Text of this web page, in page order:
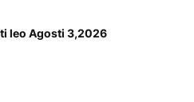
leo Agosti 3,2026